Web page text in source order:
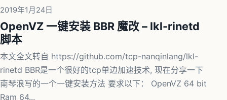
2019年1月24日
OpenVZ 一键安装 BBR 魔改 – lkl-rinetd
脚本
本文全文转自 https://github.com/tcp-nanqinlang/lkl-
rinetd BBR是一个很好的tcp单边加速技术, 现在分享一下
南琴浪写的一个一键安装方法 要求以下： OpenVZ 64 bit
Ram 64...